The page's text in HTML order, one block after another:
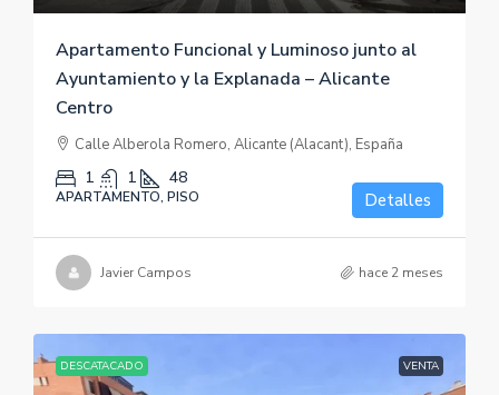
Apartamento Funcional y Luminoso junto al
Ayuntamiento y la Explanada – Alicante
Centro
Calle Alberola Romero, Alicante (Alacant), España
1 1 48
APARTAMENTO, PISO Detalles
Javier Campos hace 2 meses
DESCATACADO VENTA